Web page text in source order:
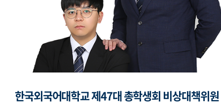
한국외국어대학교 제47대 총학생회 비상대책위원